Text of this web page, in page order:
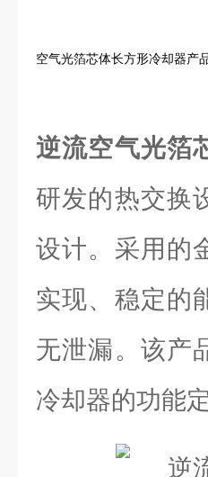
空气光箔芯体长方形冷却器产
逆流空气光箔
研发的热交换
设计。采用的
实现、稳定的
无泄漏。该产
冷却器的功能